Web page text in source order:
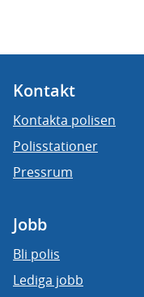
Kontakt
Kontakta polisen
Polisstationer
Pressrum
Jobb
Bli polis
Lediga jobb